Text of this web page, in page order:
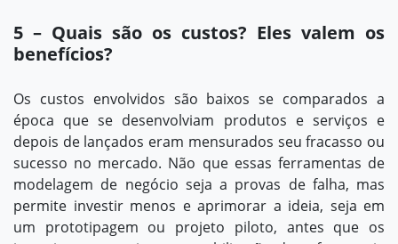
5 – Quais são os custos? Eles valem os
benefícios?
Os custos envolvidos são baixos se comparados a
época que se desenvolviam produtos e serviços e
depois de lançados eram mensurados seu fracasso ou
sucesso no mercado. Não que essas ferramentas de
modelagem de negócio seja a provas de falha, mas
permite investir menos e aprimorar a ideia, seja em
um prototipagem ou projeto piloto, antes que os